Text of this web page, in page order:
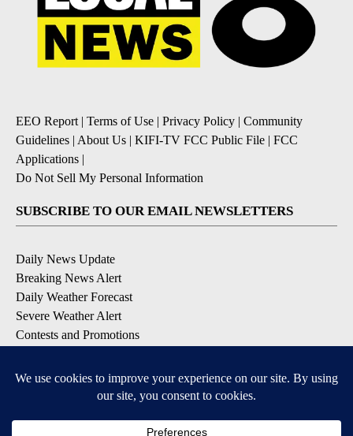
EEO Report| Terms of Use | Privacy Policy | Community
Guidelines | About Us | KIFI-TV FCC Public File | FCC
Applications |
Do Not Sell My Personal Information
SUBSCRIBE TO OUR EMAIL NEWSLETTERS
Daily News Update
Breaking News Alert
Daily Weather Forecast
Severe Weather Alert
Contests and Promotions